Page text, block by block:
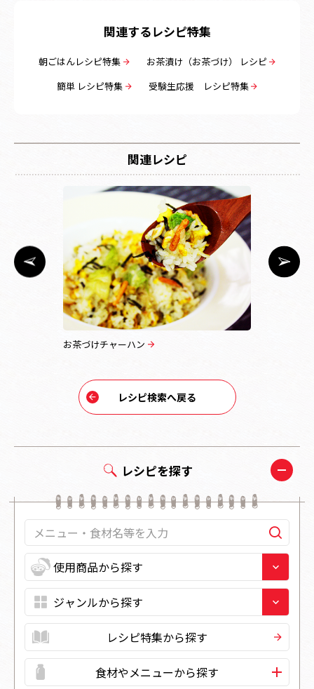
レシピを探す
レシピ特集から探す
食材やメニューから探す
関連するレシピ特集
朝ごはんレシピ特集
お茶漬け（お茶づけ） レシピ
簡単 レシピ特集
受験生応援 レシピ特集
関連レシピ
お茶づけチャーハン
レシピ検索へ戻る